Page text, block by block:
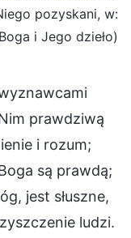
pozyskani, w:
i Jego dzieło)
prawdziwą
i rozum;
są prawdą;
jest słuszne,
ludzi.